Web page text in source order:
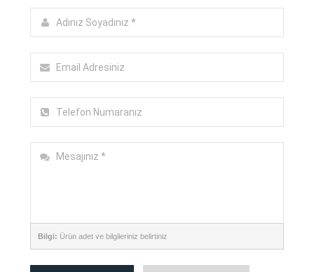
Bilgi: Ürün adet ve bilgileriniz belirtiniz